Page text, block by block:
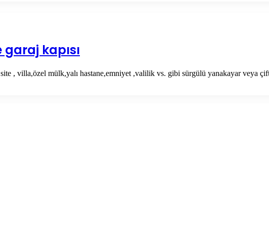
kapısı
site , villa,özel mülk,yalı hastane,emniyet ,valilik vs. gibi sürgülü yanakayar veya